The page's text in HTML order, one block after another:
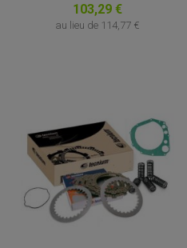
103,29 €
au lieu de 114,77 €